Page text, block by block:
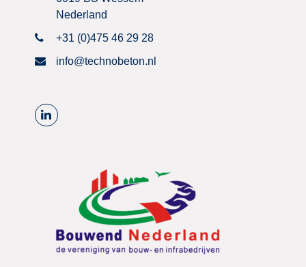
Nederland
+31 (0)475 46 29 28
info@technobeton.nl
L